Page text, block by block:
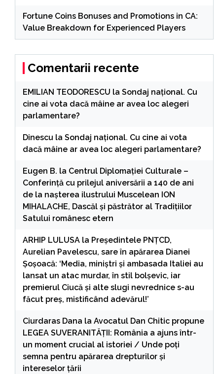
Fortune Coins Bonuses and Promotions in CA:
Value Breakdown for Experienced Players
Comentarii recente
EMILIAN TEODORESCU la Sondaj național. Cu
cine ai vota dacă mâine ar avea loc alegeri
parlamentare?
Dinescu la Sondaj național. Cu cine ai vota
dacă mâine ar avea loc alegeri parlamentare?
Eugen B. la Centrul Diplomației Culturale –
Conferință cu prilejul aniversării a 140 de ani
de la nașterea ilustrului Muscelean ION
MIHALACHE, Dascăl și păstrător al Tradițiilor
Satului românesc etern
ARHIP LULUSA la Președintele PNȚCD,
Aurelian Pavelescu, sare în apărarea Dianei
Șoșoacă: ‘Media, miniștri și ambasada Italiei au
lansat un atac murdar, în stil bolșevic, iar
premierul Ciucă și alte slugi nevrednice s-au
făcut preș, mistificând adevărul!’
Ciurdaras Dana la Avocatul Dan Chitic propune
LEGEA SUVERANITĂȚII: România a ajuns într-
un moment crucial al istoriei / Unde poți
semna pentru apărarea drepturilor și
intereselor țării